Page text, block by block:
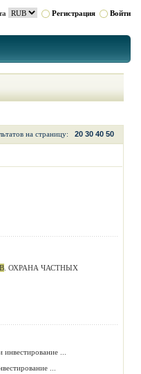
Регистрация Войти
на страницу: 20 30 40 50
. ОХРАНА ЧАСТНЫХ
инвестирование ...
...